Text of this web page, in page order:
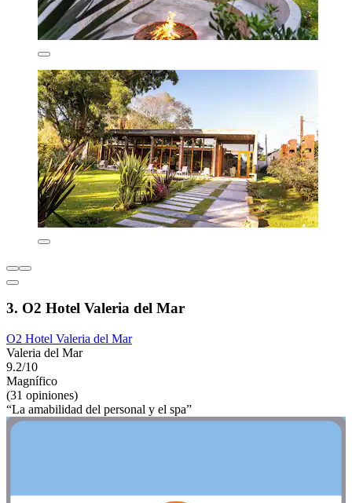
3. O2 Hotel Valeria del Mar
O2 Hotel Valeria del Mar
Valeria del Mar
9.2/10
Magnífico
(31 opiniones)
“La amabilidad del personal y el spa”